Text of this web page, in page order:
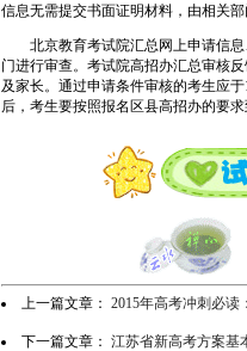
信息无需提交书面证明材料，由相关
北京教育考试院汇总网上申请信息
门进行审查。考试院高招办汇总审核
及家长。通过申请条件审核的考生应
后，考生要按照报名区县高招办的要
上一篇文章： 2015年高考冲刺必读
下一篇文章： 江苏省新高考方案基